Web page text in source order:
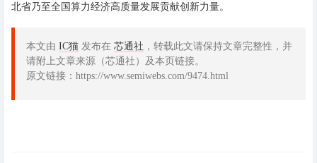
北省乃至全国算力经济高质量发展贡献创新力量。
本文由 IC猫 发布在 芯通社 ，转载此文请保持文章完整性，并
请附上文章来源（芯通社）及本页链接。
原文链接：https://www.semiwebs.com/9474.html